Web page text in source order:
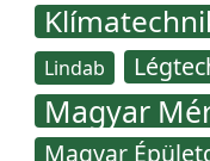
Lindab
Magyar
Magyar